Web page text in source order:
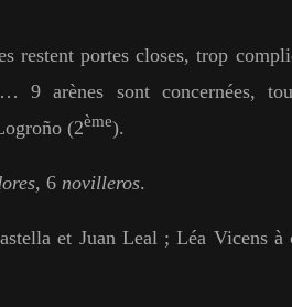
restent portes closes, trop
9 arènes sont concernées,
(2ème).
, 6 novilleros.
et Juan Leal ; Léa Vicens